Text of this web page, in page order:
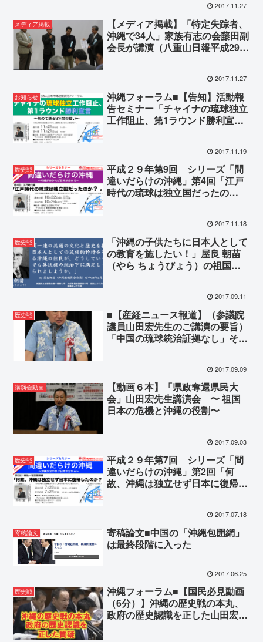
2017.11.27
メディア掲載
【メディア掲載】「特定失踪者、
沖縄で34人」家族有志の会藤田副
会長が講演（八重山日報平成29年
2017.11.27
お知らせ
沖縄フォーラム■【告知】活動報
告セミナー「チャイナの琉球独立
工作阻止、第1ラウンド勝利宣
2017.11.19
歴史戦
平成２９年第9回 シリーズ「間
違いだらけの沖縄」第4回「江戸
時代の琉球は独立国だったの
2017.11.18
歴史戦
「沖縄の子供たちに日本人として
の教育を施したい！」屋良 朝苗
（やら ちょうびょう）の祖国復
2017.09.11
歴史戦
■【産経ニュース報道】（参議院
議員山田宏先生のご講演の要旨）
「中国の琉球統治証拠なし」それ
2017.09.09
講演会動画
【動画６本】「県政奪還県民大
会」山田宏先生講演会 〜 祖国
日本の危機と沖縄の役割〜
2017.09.03
歴史戦
平成２９年第7回 シリーズ「間
違いだらけの沖縄」第2回「何
故、沖縄は独立せず日本に復帰し
2017.07.18
寄稿論文
寄稿論文■中国の「沖縄包囲網」
は最終段階に入った
2017.06.25
歴史戦
沖縄フォーラム■【国民必見動画
（6分）】沖縄の歴史戦の本丸、
政府の歴史認識を正した山田宏議